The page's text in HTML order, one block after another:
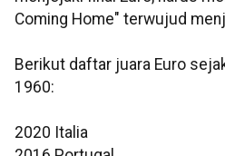
Coming Home" terwujud
Berikut daftar juara Euro
1960:
2020 Italia